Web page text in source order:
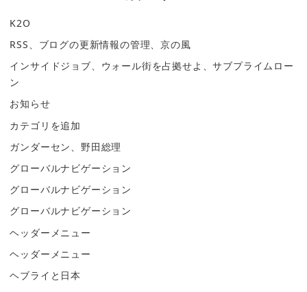
K2O
RSS、ブログの更新情報の管理、京の風
インサイドジョブ、ウォール街を占拠せよ、サブプライムロー
ン
お知らせ
カテゴリを追加
ガンダーセン、野田総理
グローバルナビゲーション
グローバルナビゲーション
グローバルナビゲーション
ヘッダーメニュー
ヘッダーメニュー
ヘブライと日本